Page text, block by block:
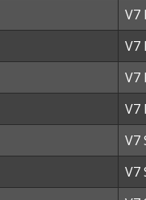
V7
V7
V7
V7
V7
V7